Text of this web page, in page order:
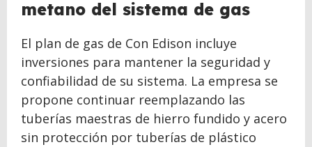
metano del sistema de gas
El plan de gas de Con Edison incluye
inversiones para mantener la seguridad y
confiabilidad de su sistema. La empresa se
propone continuar reemplazando las
tuberías maestras de hierro fundido y acero
sin protección por tuberías de plástico